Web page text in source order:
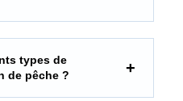
types de
de pêche ?